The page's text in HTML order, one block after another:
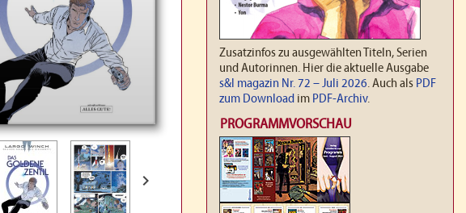

Zusatzinfos zu ausgewählten Titeln, Serien
und Autorinnen. Hier die aktuelle Ausgabe
s&l magazin Nr. 72 – Juli 2026. Auch als PDF
zum Download im PDF-Archiv.
PROGRAMMVORSCHAU